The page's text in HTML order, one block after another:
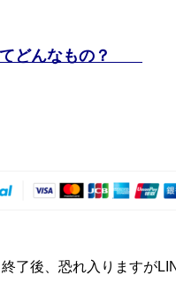
てどんなもの？
了後、恐れ入りますが